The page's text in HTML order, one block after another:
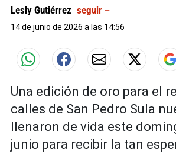
Lesly Gutiérrez seguir +
14 de junio de 2026 a las 14:56
Una edición de oro para el
calles de San Pedro Sula
llenaron de vida este
junio para recibir la tan